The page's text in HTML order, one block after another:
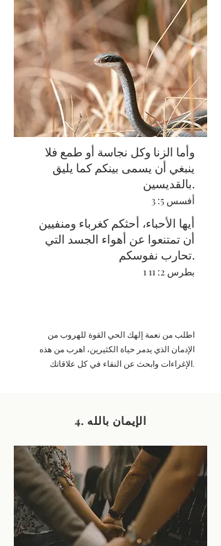
وأما الزنا وكل نجاسة أو طمع فلا
ينبغي أن يسمى بينكم كما يليق
بالقديسين.
أفسس 5: 3
أيها الأحباء، أحثكم كغرباء ومنفيين
أن تمتنعوا عن أهواء الجسد التي
تحارب نفوسكم.
1 بطرس 2: 11
اطلب من نعمة إلهك الحي القوة للهروب من
الإدمان الذي يدمر حياة الكثيرين، اهرب من هذه
الإغراءات وابحث عن النقاء في كل علاقاتك.
4. الإيمان بالله